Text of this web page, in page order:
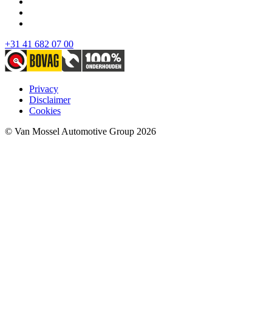
+31 41 682 07 00
Privacy
Disclaimer
Cookies
© Van Mossel Automotive Group 2026